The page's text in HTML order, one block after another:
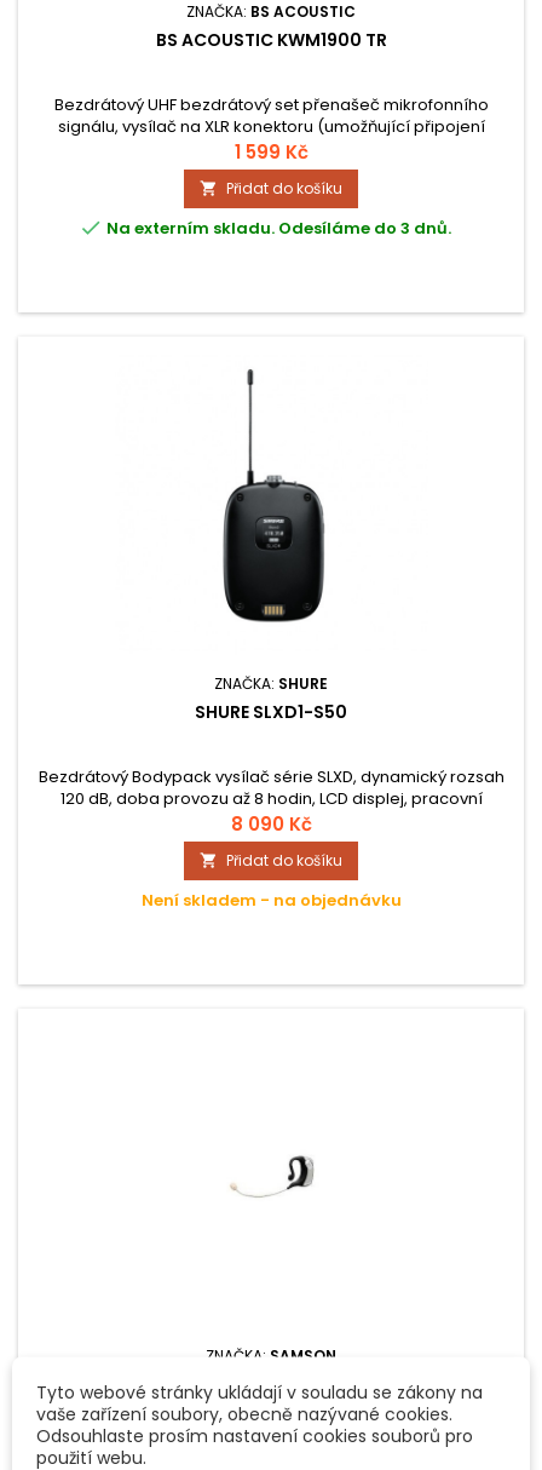
ZNAČKA: BS ACOUSTIC
BS ACOUSTIC KWM1900 TR
Bezdrátový UHF bezdrátový set přenašeč mikrofonního
signálu, vysílač na XLR konektoru (umožňující připojení
mikrofonu) a přijímač s konektorem Jack 6,3.
1 599 Kč
 Přidat do košíku
 Na externím skladu. Odesíláme do 3 dnů.
ZNAČKA: SHURE
SHURE SLXD1-S50
Bezdrátový Bodypack vysílač série SLXD, dynamický rozsah
120 dB, doba provozu až 8 hodin, LCD displej, pracovní
frekvence 823-865 MHz.
8 090 Kč
 Přidat do košíku
Není skladem - na objednávku
ZNAČKA: SAMSON
SAMSON AH2/SE10
Vysílač s hlavovým mikrofonem.
Tyto webové stránky ukládají v souladu se zákony na
vaše zařízení soubory, obecně nazývané cookies.
Odsouhlaste prosím nastavení cookies souborů pro
použití webu.